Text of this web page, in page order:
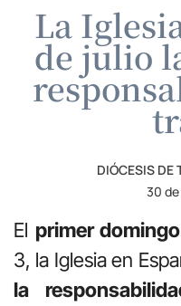
La
de julio
DIÓCESIS DE
30
El primer
3, la Iglesia en
la